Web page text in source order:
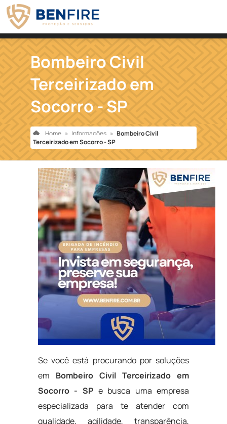
Bombeiro Civil
Terceirizado em
Socorro - SP
Home » Informações » Bombeiro Civil
Terceirizado em Socorro - SP
Se você está procurando por soluções
em Bombeiro Civil Terceirizado em
Socorro - SP e busca uma empresa
especializada para te atender com
qualidade, agilidade, transparência,